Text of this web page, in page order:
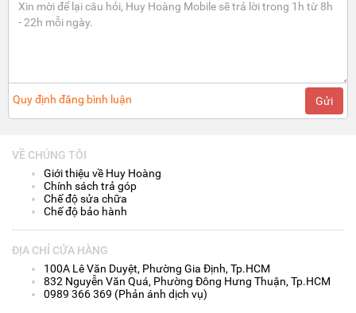
Quy định đăng bình luận Gửi
VỀ CHÚNG TÔI
Giới thiệu về Huy Hoàng
Chính sách trả góp
Chế độ sửa chữa
Chế độ bảo hành
ĐỊA CHỈ CỬA HÀNG
100A Lê Văn Duyệt, Phường Gia Định, Tp.HCM
832 Nguyễn Văn Quá, Phường Đông Hưng Thuận, Tp.HCM
0989 366 369 (Phản ánh dịch vụ)